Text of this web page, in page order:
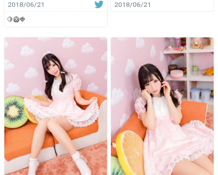
2018/06/21
🍋🥝🍓
2018/06/21